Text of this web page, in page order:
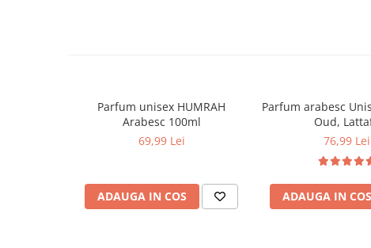
Parfum unisex HUMRAH
Arabesc 100ml
69,99 Lei
ADAUGA IN COS
Parfum arabesc
Oud,
76,99 Lei
ADAUGA IN COS